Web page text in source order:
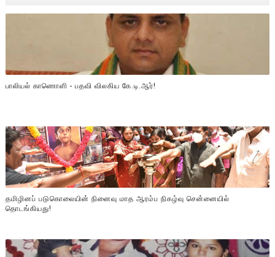
பாலியல் காணொளி - பதவி விலகிய கே.டி.ஆர்!
தமிழினப் படுகொலையின் நினைவு மாத ஆரம்ப நிகழ்வு சென்னையில்
தொடங்கியது!